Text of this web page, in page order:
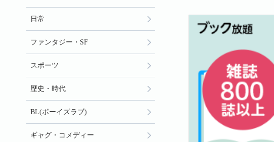
日常
ファンタジー・SF
スポーツ
歴史・時代
BL(ボーイズラブ)
ギャグ・コメディー